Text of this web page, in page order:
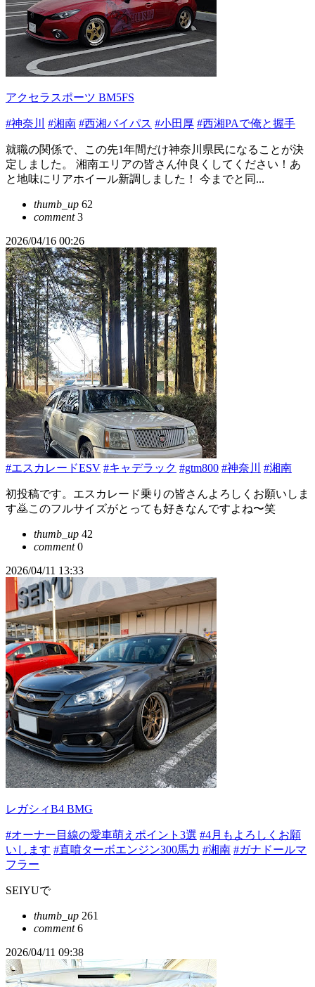
アクセラスポーツ BM5FS
#神奈川 #湘南 #西湘バイパス #小田厚 #西湘PAで俺と握手
就職の関係で、この先1年間だけ神奈川県民になることが決
定しました。 湘南エリアの皆さん仲良くしてください！あ
と地味にリアホイール新調しました！ 今までと同...
thumb_up 62
comment3
2026/04/16 00:26
#エスカレードESV #キャデラック #gtm800 #神奈川 #湘南
初投稿です。エスカレード乗りの皆さんよろしくお願いしま
す🙇このフルサイズがとっても好きなんですよね〜笑
thumb_up 42
comment0
2026/04/11 13:33
レガシィB4 BMG
#オーナー目線の愛車萌えポイント3選 #4月もよろしくお願
いします #直噴ターボエンジン300馬力 #湘南 #ガナドールマ
フラー
SEIYUで
thumb_up 261
comment6
2026/04/11 09:38